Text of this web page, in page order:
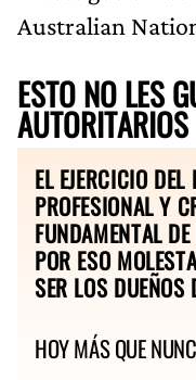
Australian
ESTO NO LES
AUTORITARIOS
EL EJERCICIO
PROFESIONAL Y
FUNDAMENTAL
POR ESO
SER LOS DUEÑOS
HOY MÁS QUE